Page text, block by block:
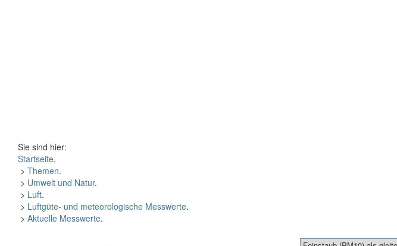
Sie sind hier:
Startseite.
> Themen.
> Umwelt und Natur.
> Luft.
> Luftgüte- und meteorologische Messwerte.
> Aktuelle Messwerte.